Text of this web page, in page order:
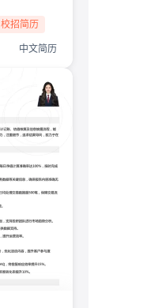
校招简历
中文简历